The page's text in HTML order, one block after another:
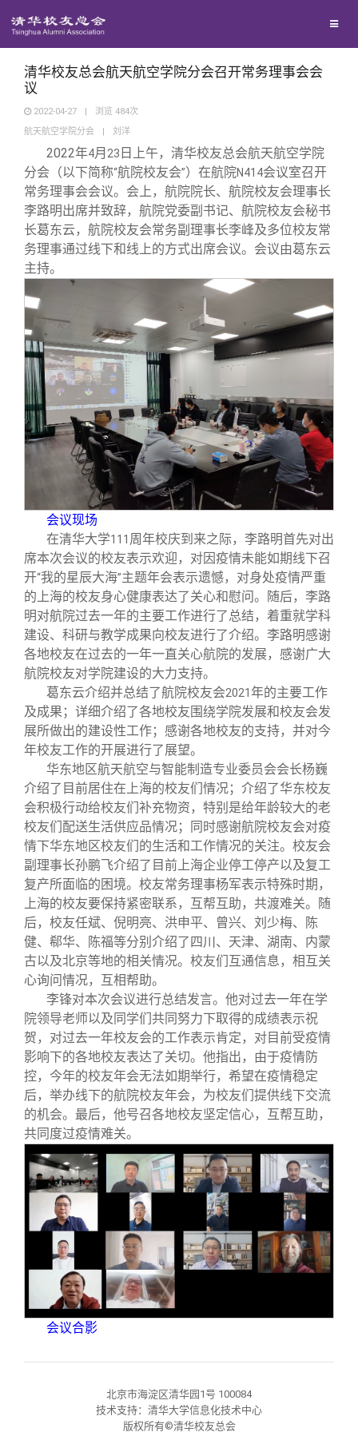
地区联络
年级联络
院系校友工作
专业委员会
西南联大校友会
回馈母校
捐赠项目
捐赠新闻
捐赠纪事
媒体平台
《清华校友通讯》
《水木清华》
百年清华
清华人物
校友文苑
校友讲坛
校友视界
校友服务
三创大赛
实用信息
会长致辞
总会章程
理事会名单
制度法规
联系我们
清华校友总会航天航空学院分会召开常务理事会会
议
2022-04-27 | 浏览 484次
航天航空学院分会
| 刘洋
2022年4月 23 日上午，清华校友总会航天航空学院
分会（以下简称“航院校友会”）在航院N414会议室召开
常务理事会会议。会上，航院院长、航院校友会理事长
李路明出席并致辞，航院党委副书记、航院校友会秘书
长葛东云，航院校友会常务副理事长李峰及多位校友常
务理事通过线下和线上的方式出席会议。会议由葛东云
主持。
会议现场
在清华大学111 周年校庆到来之际，李路明首先对出
席本次会议的校友表示欢迎，对因疫情未能如期线下召
开“我的星辰大海”主题年会表示遗憾，对身处疫情严重
的上海的校友身心健康表达了关心和慰问。随后，李路
明对航院过去一年的主要工作进行了总结，着重就学科
建设、科研与教学成果向校友进行了介绍。李路明感谢
各地校友在过去的一年一直关心航院的发展，感谢广大
航院校友对学院建设的大力支持。
葛东云介绍并总结了航院校友会2021 年的主要工作
及成果；详细介绍了各地校友围绕学院发展和校友会发
展所做出的建设性工作；感谢各地校友的支持，并对今
年校友工作的开展进行了展望。
华东地区航天航空与智能制造专业委员会会长杨巍
介绍了目前居住在上海的校友们情况；介绍了华东校友
会积极行动给校友们补充物资，特别是给年龄较大的老
校友们配送生活供应品情况；同时感谢航院校友会对疫
情下华东地区校友们的生活和工作情况的关注。校友会
副理事长孙鹏飞介绍了目前上海企业停工停产以及复工
复产所面临的困境。校友常务理事杨军表示特殊时期，
上海的校友要保持紧密联系，互帮互助，共渡难关。随
后，校友任斌、倪明亮、洪申平、曾兴、刘少梅、陈
健、郗华、陈福等分别介绍了四川、天津、湖南、内蒙
古以及北京等地的相关情况。校友们互通信息，相互关
心询问情况，互相帮助。
李锋对本次会议进行总结发言。他对过去一年在学
院领导老师以及同学们共同努力下取得的成绩表示祝
贺，对过去一年校友会的工作表示肯定，对目前受疫情
影响下的各地校友表达了关切。他指出，由于疫情防
控，今年的校友年会无法如期举行，希望在疫情稳定
后，举办线下的航院校友年会，为校友们提供线下交流
的机会。最后，他号召各地校友坚定信心，互帮互助，
共同度过疫情难关。
会议合影
北京市海淀区清华园1号 100084
技术支持：清华大学信息化技术中心
版权所有©清华校友总会